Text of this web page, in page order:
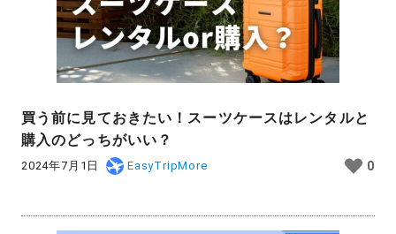
買う前に見ておきたい！スーツケースはレンタルと
購入のどっちがいい？
2024年7月1日 EasyTripMore 0